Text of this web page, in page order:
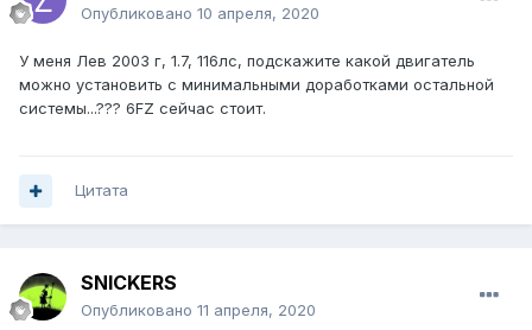
Опубликовано 10 апреля, 2020
У меня Лев 2003 г, 1.7, 116лс, подскажите какой двигатель
можно установить с минимальными доработками остальной
системы...??? 6FZ сейчас стоит.
Цитата
SNICKERS
Опубликовано 11 апреля, 2020